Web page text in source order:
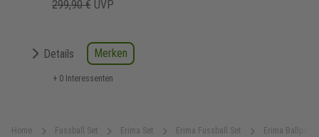
Home Fussball Set Erima Set Erima Fussball Set Erima
299,90 € UVP
Details Merken
+ 0 Interessenten